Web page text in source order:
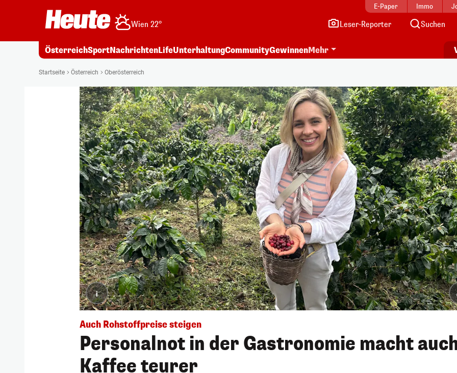
E-Paper Immo
Wien 22° Leser-Reporter Suchen
ÖsterreichSportNachrichtenLifeUnterhaltungCommunityGewinnenMehr
Startseite Österreich Oberösterreich
i
Auch Rohstoffpreise steigen
Personalnot in der Gastronomie macht
Kaffee teurer